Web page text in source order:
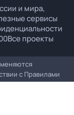
и мира,
сервисы
Все проекты
с Правилами